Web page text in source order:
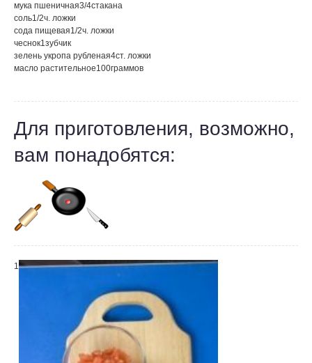
мука пшеничная3/4стакана
соль1/2ч. ложки
сода пищевая1/2ч. ложки
чеснок1зубчик
зелень укропа рубленая4ст. ложки
масло растительное100граммов
Для приготовления, возможно,
вам понадобятся:
1